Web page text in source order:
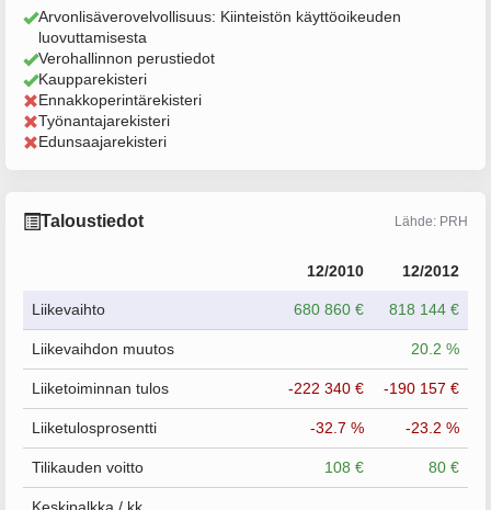
Arvonlisäverovelvollisuus: Kiinteistön käyttöoikeuden
luovuttamisesta
Verohallinnon perustiedot
Kaupparekisteri
Ennakkoperintärekisteri
Työnantajarekisteri
Edunsaajarekisteri
Taloustiedot Lähde: PRH
12/2010 12/2012
Liikevaihto 680 860 € 818 144 €
Liikevaihdon muutos 20.2 %
Liiketoiminnan tulos -222 340 € -190 157 €
Liiketulosprosentti -32.7 % -23.2 %
Tilikauden voitto 108 € 80 €